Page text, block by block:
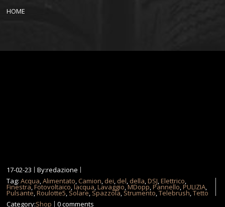
HOME
17-02-23
By:redazione
Tag:Acqua,Alimentato, Camion, dei, del, della,DSJ,Elettrico,
Finestra,Fotovoltaico,lacqua,Lavaggio,MDopp,Pannello,PULIZIA,
Pulsante,Roulotte5, Solare, Spazzola, Strumento,Telebrush,Tetto
Category:Shop 0 comments